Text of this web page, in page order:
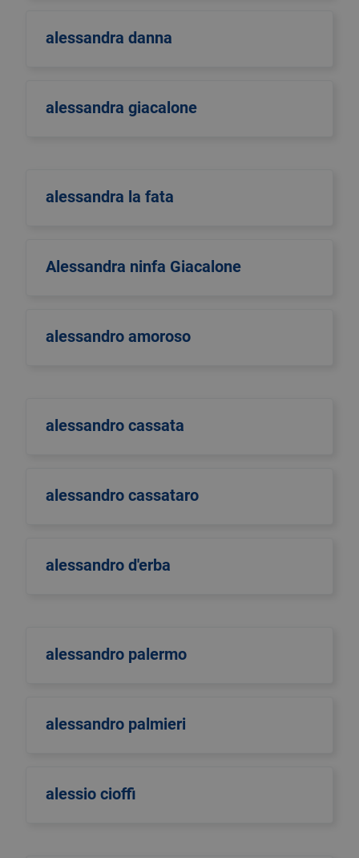
alessandra danna
alessandra giacalone
alessandra la fata
Alessandra ninfa Giacalone
alessandro amoroso
alessandro cassata
alessandro cassataro
alessandro d'erba
alessandro palermo
alessandro palmieri
alessio cioffi